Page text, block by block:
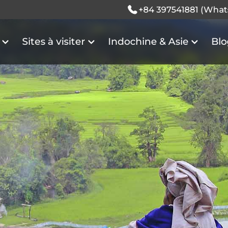
+84 397541881
Sites à visiter Indochine & Asie